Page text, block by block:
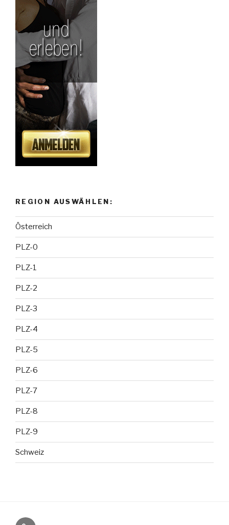
REGION AUSWÄHLEN:
Österreich
PLZ-0
PLZ-1
PLZ-2
PLZ-3
PLZ-4
PLZ-5
PLZ-6
PLZ-7
PLZ-8
PLZ-9
Schweiz